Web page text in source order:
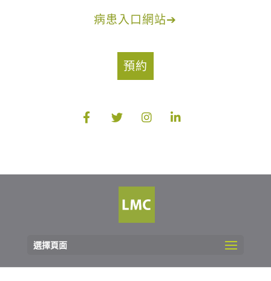
病患入口網站➔
預約
選擇頁面